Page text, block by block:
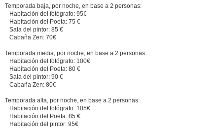
Temporada baja, por noche, en base a 2 personas:
Habitación del fotógrafo: 95€
Habitación del Poeta: 75 €
Sala del pintor: 85 €
Cabaña Zen: 70€
Temporada media, por noche, en base a 2 personas:
Habitación del fotógrafo: 100€
Habitación del Poeta: 80 €
Sala del pintor: 90 €
Cabaña Zen: 80€
Temporada alta, por noche, en base a 2 personas:
Habitación del fotógrafo: 105€
Habitación del Poeta: 85 €
Habitación del pintor: 95€